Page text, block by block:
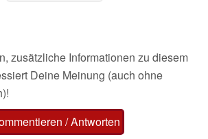
zusätzliche Informationen zu diesem
Deine Meinung (auch ohne
/ Antworten